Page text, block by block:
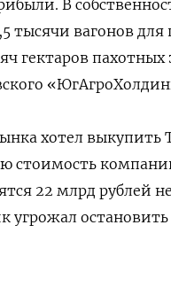
В
тысячи вагонов для
гектаров пахотных
хотел выкупить
стоимость
22 млрд рублей
угрожал